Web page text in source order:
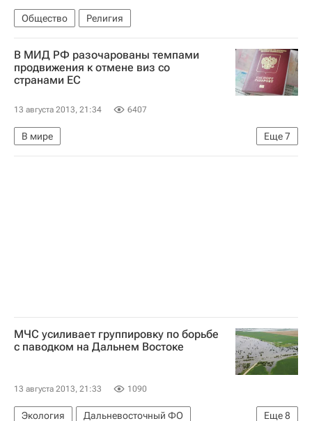
Общество Религия
В МИД РФ разочарованы темпами
продвижения к отмене виз со
странами ЕС
13 августа 2013, 21:34 6407
Еще7
В мире
Вопрос введения безвизового режима между РФ и Евросоюзом
МЧС усиливает группировку по борьбе
с паводком на Дальнем Востоке
13 августа 2013, 21:33 1090
Еще8
Экология
Дальневосточный ФО